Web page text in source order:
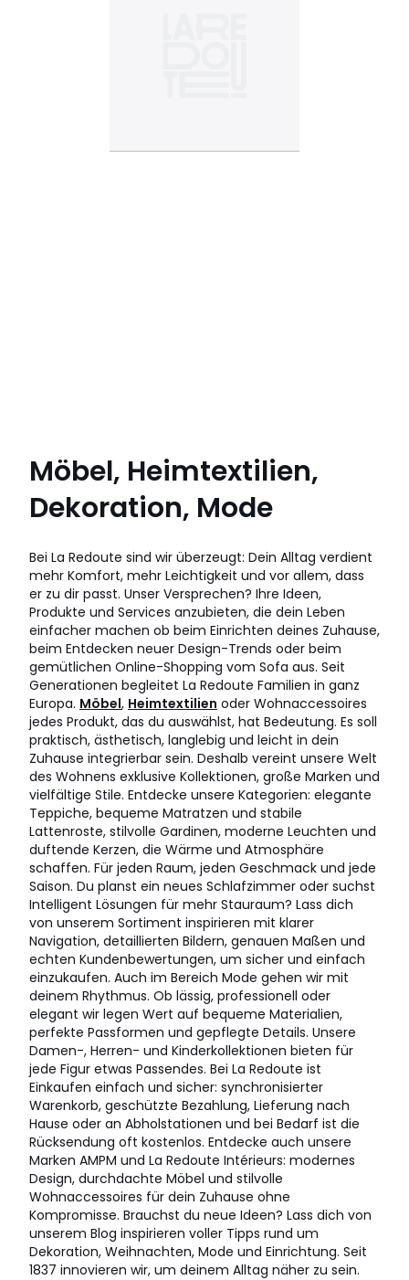
Möbel, Heimtextilien,
Dekoration, Mode
Bei La Redoute sind wir überzeugt: Dein Alltag verdient
mehr Komfort, mehr Leichtigkeit und vor allem, dass
er zu dir passt. Unser Versprechen? Ihre Ideen,
Produkte und Services anzubieten, die dein Leben
einfacher machen ob beim Einrichten deines Zuhause,
beim Entdecken neuer Design-Trends oder beim
gemütlichen Online-Shopping vom Sofa aus. Seit
Generationen begleitet La Redoute Familien in ganz
Europa. Möbel, Heimtextilien oder Wohnaccessoires
jedes Produkt, das du auswählst, hat Bedeutung. Es soll
praktisch, ästhetisch, langlebig und leicht in dein
Zuhause integrierbar sein. Deshalb vereint unsere Welt
des Wohnens exklusive Kollektionen, große Marken und
vielfältige Stile. Entdecke unsere Kategorien: elegante
Teppiche, bequeme Matratzen und stabile
Lattenroste, stilvolle Gardinen, moderne Leuchten und
duftende Kerzen, die Wärme und Atmosphäre
schaffen. Für jeden Raum, jeden Geschmack und jede
Saison. Du planst ein neues Schlafzimmer oder suchst
Intelligent Lösungen für mehr Stauraum? Lass dich
von unserem Sortiment inspirieren mit klarer
Navigation, detaillierten Bildern, genauen Maßen und
echten Kundenbewertungen, um sicher und einfach
einzukaufen. Auch im Bereich Mode gehen wir mit
deinem Rhythmus. Ob lässig, professionell oder
elegant wir legen Wert auf bequeme Materialien,
perfekte Passformen und gepflegte Details. Unsere
Damen-, Herren- und Kinderkollektionen bieten für
jede Figur etwas Passendes. Bei La Redoute ist
Einkaufen einfach und sicher: synchronisierter
Warenkorb, geschützte Bezahlung, Lieferung nach
Hause oder an Abholstationen und bei Bedarf ist die
Rücksendung oft kostenlos. Entdecke auch unsere
Marken AMPM und La Redoute Intérieurs: modernes
Design, durchdachte Möbel und stilvolle
Wohnaccessoires für dein Zuhause ohne
Kompromisse. Brauchst du neue Ideen? Lass dich von
unserem Blog inspirieren voller Tipps rund um
Dekoration, Weihnachten, Mode und Einrichtung. Seit
1837 innovieren wir, um deinem Alltag näher zu sein.